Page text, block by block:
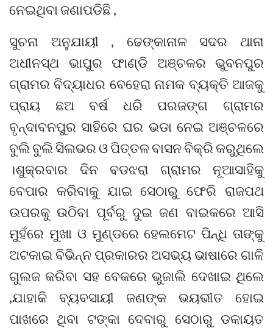
ନେଇଥିବା ଜଣାପଡିଛି ,
ସୁଚନା ଅନୁଯାୟୀ , ଢେଙ୍କାନାଳ ସଦର ଥାନା
ଅଧୀନସ୍ଥ ଭାପୁର ଫାଣ୍ଡି ଅଞ୍ଚଳର ଭୁବନପୁର
ଗ୍ରାମର ବିଦ୍ୟାଧର ବେହେରା ନାମକ ବ୍ୟକ୍ତି ଆଜକୁ
ପ୍ରାୟ ଛଅ ବର୍ଷ ଧରି ପରଜଙ୍ଗ ଗ୍ରାମର
ବୃନ୍ଦାବନପୁର ସାହିରେ ଘର ଭଡା ନେଇ ଅଞ୍ଚଳରେ
ବୁଲି ବୁଲି ସିଲଭର ଓ ପିତ୍ତଳ ବାସନ ବିକ୍ରି କରୁଥିଲେ
।ଶୁକ୍ରବାର ଦିନ ବଡଝରା ଗ୍ରାମର ନୂଆସାହିକୁ
ବେପାର କରିବାକୁ ଯାଇ ସେଠାରୁ ଫେରି ରାଜପଥ
ଉପରକୁ ଉଠିବା ପୂର୍ବରୁ ଦୁଇ ଜଣ ବାଇକରେ ଆସି
ମୁହଁରେ ମୁଖା ଓ ମୁଣ୍ଡରେ ହେଲମେଟ ପିନ୍ଧି ତାଙ୍କୁ
ଅଟକାଇ ବିଭିନ୍ନ ପ୍ରକାରର ଅସଭ୍ୟ ଭାଷାରେ ଗାଳି
ଗୁଲଜ କରିବା ସହ ବେକରେ ଭୁଜାଲି ଦେଖାଇ ଥିଲେ
,ଯାହାକି ବ୍ୟବସାୟୀ ଜଣଙ୍କ ଭୟଭୀତ ହୋଇ
ପାଖରେ ଥିବା ଟଙ୍କା ଦେବାରୁ ସେଠାରୁ ଡକାୟତ